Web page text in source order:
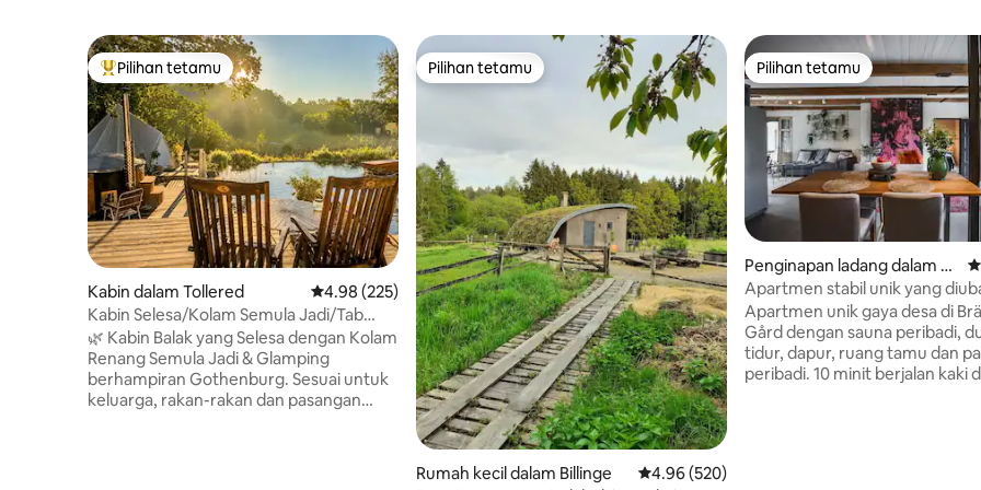
Pilihan utama tetamu
Pilihan tetamu
Kabin dalam Tollered Penarafan purata 4.98 daripada 5, 225 ulasan
4.98 (225)
Kabin Selesa/Kolam Semula Jadi/Tab
Mandi Panas/Berdekatan Gothenburg
🌿 Kabin Balak yang Selesa dengan Kolam
Renang Semula Jadi & Glamping
berhampiran Gothenburg. Sesuai untuk
keluarga, rakan-rakan dan pasangan
Pilihan tetamu
Pilihan tetamu
Rumah kecil dalam Billinge Penarafan purata 4.96 daripada 5, 520 ulasan
4.96 (520)
Pilihan tetamu
Pilihan tetamu
Penginapan ladang dalam H
öganäs
Apartmen stabil unik yang
Brännans Gård
Apartmen unik gaya desa di
Gård dengan sauna peribadi,
tidur, dapur, ruang tamu dan
peribadi. 10 minit berjalan kaki